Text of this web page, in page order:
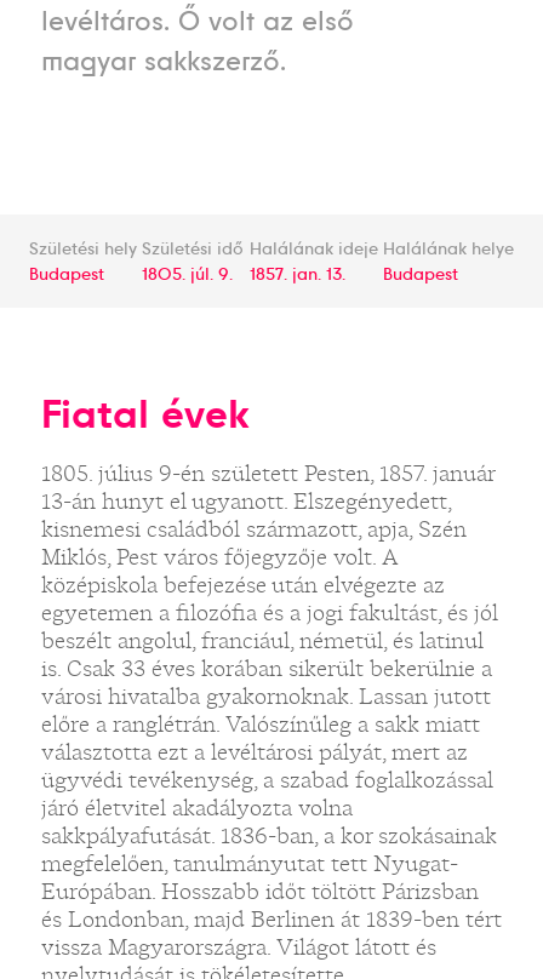
levéltáros. Ő volt az első
magyar sakkszerző.
Születési hely
Budapest
Születési idő
1805. júl. 9.
Halálának ideje
1857. jan. 13.
Halálának helye
Budapest
Fiatal évek
1805. július 9-én született Pesten, 1857. január
13-án hunyt el ugyanott. Elszegényedett,
kisnemesi családból származott, apja, Szén
Miklós, Pest város főjegyzője volt. A
középiskola befejezése után elvégezte az
egyetemen a filozófia és a jogi fakultást, és jól
beszélt angolul, franciául, németül, és latinul
is. Csak 33 éves korában sikerült bekerülnie a
városi hivatalba gyakornoknak. Lassan jutott
előre a ranglétrán. Valószínűleg a sakk miatt
választotta ezt a levéltárosi pályát, mert az
ügyvédi tevékenység, a szabad foglalkozással
járó életvitel akadályozta volna
sakkpályafutását. 1836-ban, a kor szokásainak
megfelelően, tanulmányutat tett Nyugat-
Európában. Hosszabb időt töltött Párizsban
és Londonban, majd Berlinen át 1839-ben tért
vissza Magyarországra. Világot látott és